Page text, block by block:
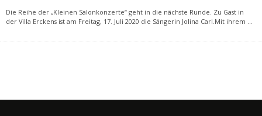
Die Reihe der „Kleinen Salonkonzerte“ geht in die nächste Runde. Zu Gast in
der Villa Erckens ist am Freitag, 17. Juli 2020 die Sängerin Jolina Carl.Mit ihrem ...